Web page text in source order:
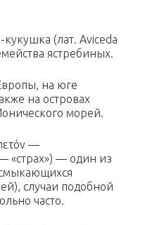
(лат. Aviceda
ястребиных.
на юге
на островах
морей.
—
«страх») — один из
случаи подобной
часто.